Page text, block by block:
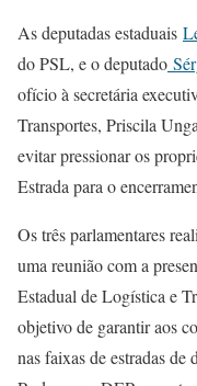
As deputadas estaduais
do PSL, e o deputado
ofício à secretária
Transportes, Priscila
evitar pressionar os
Estrada para o
Os três parlamentares
uma reunião com a
Estadual de Logística e
objetivo de garantir aos
nas faixas de estradas